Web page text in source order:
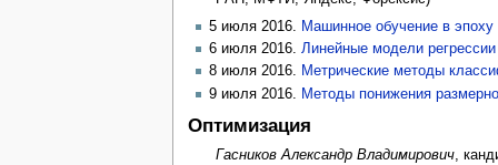
5 июля 2016. Машинное обучение в
6 июля 2016. Линейные модели
8 июля 2016. Метрические методы
9 июля 2016.
Методы понижения
Оптимизация
Гасников Александр Владимирович,